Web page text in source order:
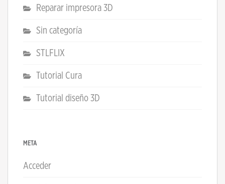
Reparar impresora 3D
Sin categoría
STLFLIX
Tutorial Cura
Tutorial diseño 3D
META
Acceder